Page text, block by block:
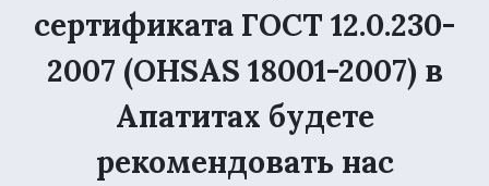
сертификата ГОСТ 12.0.230-
2007 (OHSAS 18001-2007) в
Апатитах будете
рекомендовать нас